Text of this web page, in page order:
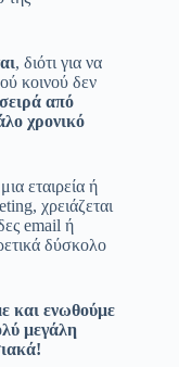
, διότι για να
κοινού δεν
από
χρονικό
εταιρεία ή
χρειάζεται
email ή
δύσκολο
και ενωθούμε
μεγάλη